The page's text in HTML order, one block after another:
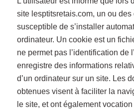
site lesptitsretais.com, un ou des
susceptible de s’installer
ordinateur. Un cookie est un
ne permet pas l’identification de
enregistre des informations
d’un ordinateur sur un site. Les
obtenues visent à faciliter la
le site, et ont également